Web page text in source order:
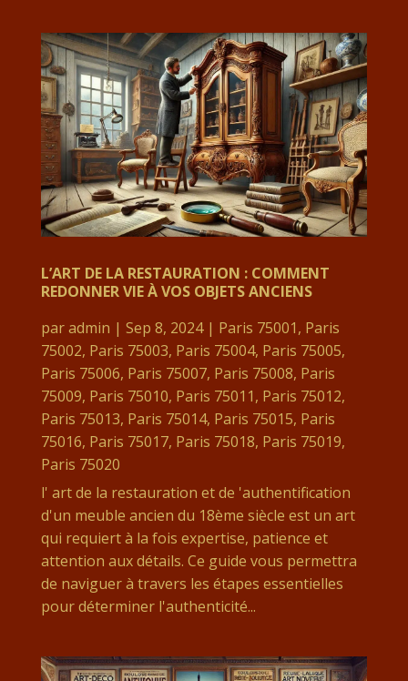
L’ART DE LA RESTAURATION : COMMENT
REDONNER VIE À VOS OBJETS ANCIENS
paradmin | Sep 8, 2024| Paris 75001, Paris
75002, Paris 75003, Paris 75004, Paris 75005,
Paris 75006, Paris 75007, Paris 75008, Paris
75009, Paris 75010, Paris 75011, Paris 75012,
Paris 75013, Paris 75014, Paris 75015, Paris
75016, Paris 75017, Paris 75018, Paris 75019,
Paris 75020
l' art de la restauration et de 'authentification
d'un meuble ancien du 18ème siècle est un art
qui requiert à la fois expertise, patience et
attention aux détails. Ce guide vous permettra
de naviguer à travers les étapes essentielles
pour déterminer l'authenticité...